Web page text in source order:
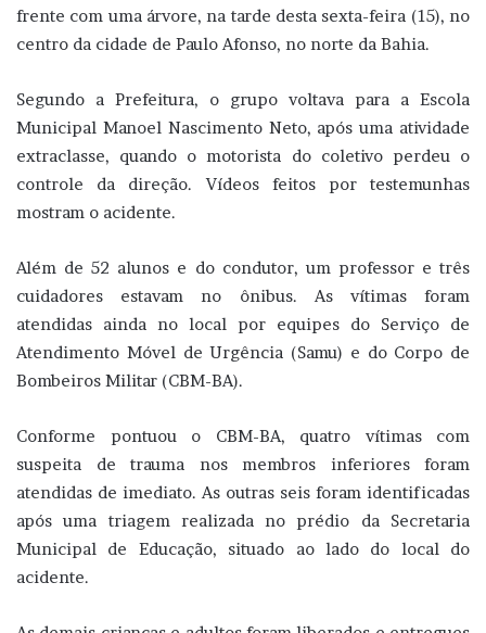
frente com uma árvore, na tarde desta sexta-feira (15), no
centro da cidade de Paulo Afonso, no norte da Bahia.
Segundo a Prefeitura, o grupo voltava para a Escola
Municipal Manoel Nascimento Neto, após uma atividade
extraclasse, quando o motorista do coletivo perdeu o
controle da direção. Vídeos feitos por testemunhas
mostram o acidente.
Além de 52 alunos e do condutor, um professor e três
cuidadores estavam no ônibus. As vítimas foram
atendidas ainda no local por equipes do Serviço de
Atendimento Móvel de Urgência (Samu) e do Corpo de
Bombeiros Militar (CBM-BA).
Conforme pontuou o CBM-BA, quatro vítimas com
suspeita de trauma nos membros inferiores foram
atendidas de imediato. As outras seis foram identificadas
após uma triagem realizada no prédio da Secretaria
Municipal de Educação, situado ao lado do local do
acidente.